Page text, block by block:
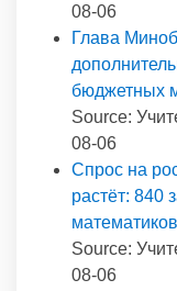
08-06
Глава
бюджетных
Source:
08-06
Спрос на
растёт: 840
Source:
08-06